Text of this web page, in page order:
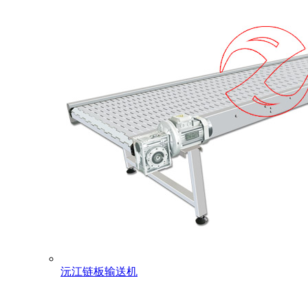
沅江链板输送机